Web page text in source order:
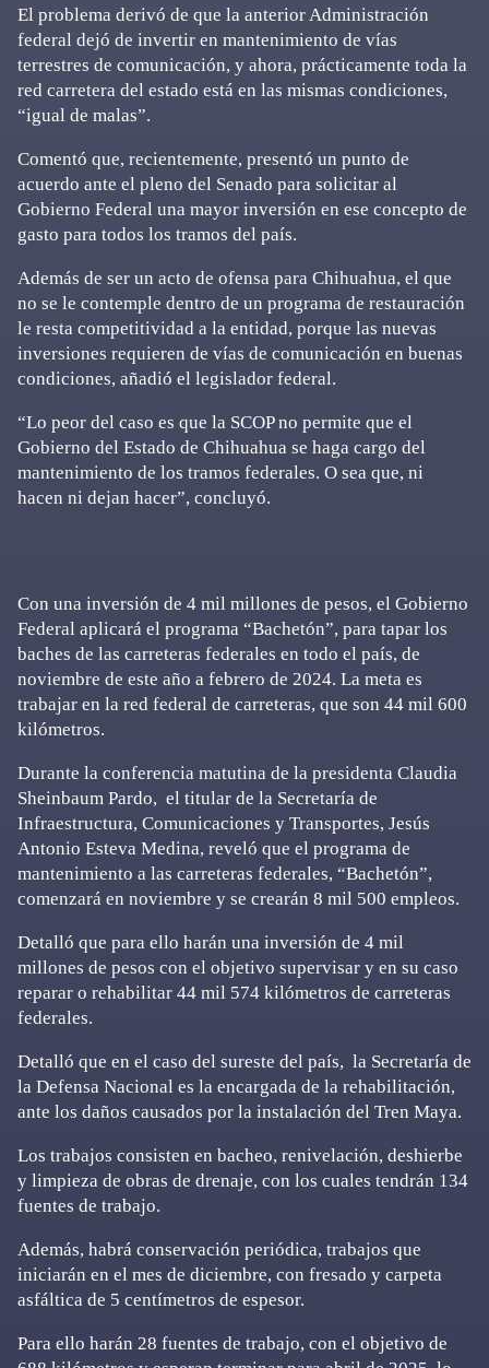
El problema derivó de que la anterior Administración
federal dejó de invertir en mantenimiento de vías
terrestres de comunicación, y ahora, prácticamente toda la
red carretera del estado está en las mismas condiciones,
“igual de malas”.
Comentó que, recientemente, presentó un punto de
acuerdo ante el pleno del Senado para solicitar al
Gobierno Federal una mayor inversión en ese concepto de
gasto para todos los tramos del país.
Además de ser un acto de ofensa para Chihuahua, el que
no se le contemple dentro de un programa de restauración
le resta competitividad a la entidad, porque las nuevas
inversiones requieren de vías de comunicación en buenas
condiciones, añadió el legislador federal.
“Lo peor del caso es que la SCOP no permite que el
Gobierno del Estado de Chihuahua se haga cargo del
mantenimiento de los tramos federales. O sea que, ni
hacen ni dejan hacer”, concluyó.
Con una inversión de 4 mil millones de pesos, el Gobierno
Federal aplicará el programa “Bachetón”, para tapar los
baches de las carreteras federales en todo el país, de
noviembre de este año a febrero de 2024. La meta es
trabajar en la red federal de carreteras, que son 44 mil 600
kilómetros.
Durante la conferencia matutina de la presidenta Claudia
Sheinbaum Pardo, el titular de la Secretaría de
Infraestructura, Comunicaciones y Transportes, Jesús
Antonio Esteva Medina, reveló que el programa de
mantenimiento a las carreteras federales, “Bachetón”,
comenzará en noviembre y se crearán 8 mil 500 empleos.
Detalló que para ello harán una inversión de 4 mil
millones de pesos con el objetivo supervisar y en su caso
reparar o rehabilitar 44 mil 574 kilómetros de carreteras
federales.
Detalló que en el caso del sureste del país, la Secretaría de
la Defensa Nacional es la encargada de la rehabilitación,
ante los daños causados por la instalación del Tren Maya.
Los trabajos consisten en bacheo, renivelación, deshierbe
y limpieza de obras de drenaje, con los cuales tendrán 134
fuentes de trabajo.
Además, habrá conservación periódica, trabajos que
iniciarán en el mes de diciembre, con fresado y carpeta
asfáltica de 5 centímetros de espesor.
Para ello harán 28 fuentes de trabajo, con el objetivo de